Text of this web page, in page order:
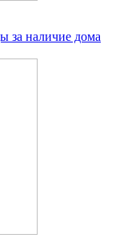
за наличие дома